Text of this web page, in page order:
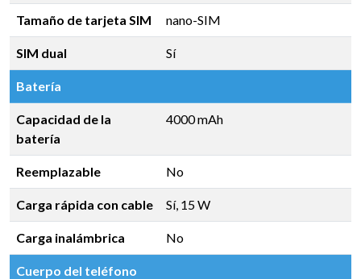
Tamaño de tarjeta SIM nano-SIM
SIM dual Sí
Batería
Capacidad de la
batería
4000 mAh
Reemplazable No
Carga rápida con cable Sí, 15 W
Carga inalámbrica No
Cuerpo del teléfono